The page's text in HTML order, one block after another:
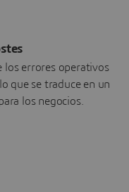
los errores operativos
que se traduce en un
los negocios.